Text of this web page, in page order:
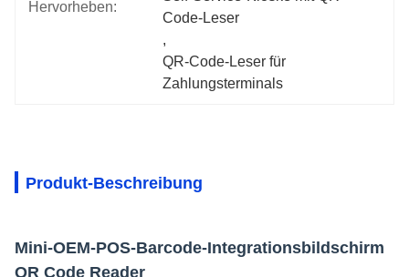
Hervorheben:
Code-Leser
,
QR-Code-Leser für
Zahlungsterminals
Produkt-Beschreibung
Mini-OEM-POS-Barcode-Integrationsbildschirm
QR Code Reader